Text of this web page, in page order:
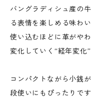
バングラディシュ産の
る表情を楽しめる味わ
使い込むほどに革がや
変化していく“経年変化
コンパクトながら小銭
段使いにもぴったりです